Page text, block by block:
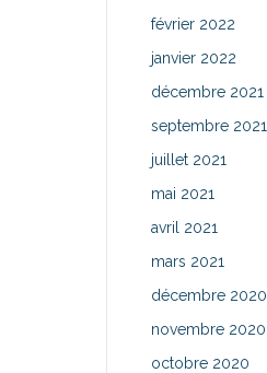
février 2022
janvier 2022
décembre 2021
septembre 2021
juillet 2021
mai 2021
avril 2021
mars 2021
décembre 2020
novembre 2020
octobre 2020